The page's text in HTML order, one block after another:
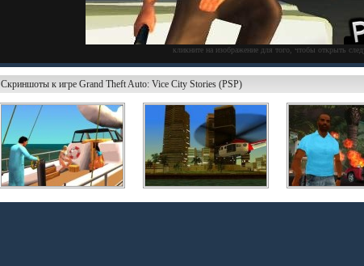
кликните на изображение для того, чтобы открыть
Скриншоты к игре Grand Theft Auto: Vice City Stories (PSP)